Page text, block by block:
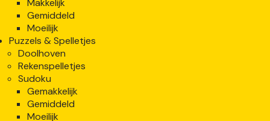
Makkelijk
Gemiddeld
Moeilijk
Puzzels & Spelletjes
Doolhoven
Rekenspelletjes
Sudoku
Gemakkelijk
Gemiddeld
Moeilijk